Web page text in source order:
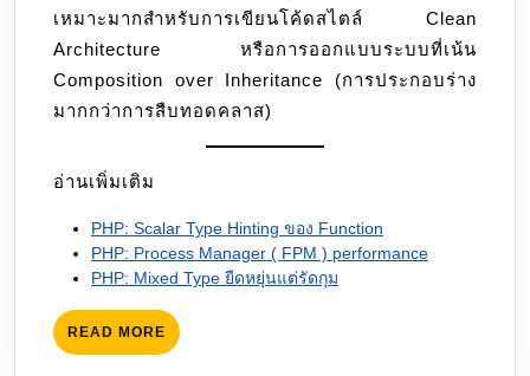
เหมาะมากสำหรับการเขียนโค้ดสไตล์ Clean
Architecture หรือการออกแบบระบบที่เน้น
Composition over Inheritance (การประกอบร่าง
มากกว่าการสืบทอดคลาส)
อ่านเพิ่มเติม
PHP: Scalar Type Hinting ของ Function
PHP: Process Manager ( FPM ) performance
PHP: Mixed Type ยืดหยุ่นแต่รัดกุม
READ MORE READ
MORE